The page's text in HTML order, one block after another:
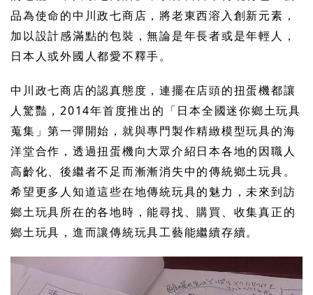
品為使命的中川政七商店，將老東西溶入創新元素，
加以設計感滿點的包裝，無論是年長者或是年輕人，
日本人或外國人都愛不釋手。
中川政七商店的認真態度，連擺在店頭的扭蛋機都讓
人驚豔，2014年首度推出的「日本全國迷你鄉土玩具
蒐集」第一彈開始，就與專門製作精緻模型玩具的海
洋堂合作，透過扭蛋機向大眾介紹日本各地的因職人
高齡化、後繼者不足而漸漸消失中的傳統鄉土玩具。
希望更多人知道這些在地傳統玩具的魅力，未來到訪
鄉土玩具所在的各地時，能尋找、購買、收集真正的
鄉土玩具，進而讓傳統玩具工藝能繼續存續。